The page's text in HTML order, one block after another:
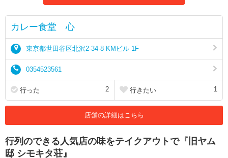
カレー食堂 心
東京都世田谷区北沢2-34-8 KMビル 1F
0354523561
行った 2 行きたい 1
店舗の詳細はこちら
行列のできる人気店の味をテイクアウトで『旧ヤム
邸 シモキタ荘』